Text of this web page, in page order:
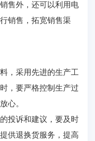
售外，还可以利用电
销售，拓宽销售渠
，采用先进的生产工
，要严格控制生产过
心。
投诉和建议，要及时
供退换货服务，提高